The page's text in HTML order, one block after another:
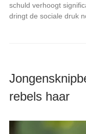
schuld verhoogt
dringt de sociale druk
rebels haar